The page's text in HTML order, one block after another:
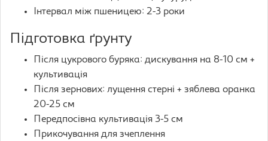
Інтервал між пшеницею: 2-3 роки
Підготовка ґрунту
Після цукрового буряка: дискування на 8-10 см +
культивація
Після зернових: лущення стерні + зяблева оранка
20-25 см
Передпосівна культивація 3-5 см
Прикочування для зчеплення